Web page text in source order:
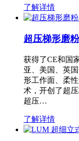
了解详情
超压梯形磨
获得了CE和国
亚、美国、英
形工作面、柔
术，开创了超
超压…
了解详情